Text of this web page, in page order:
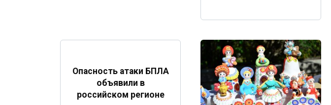
Опасность атаки БПЛА
объявили в
российском регионе